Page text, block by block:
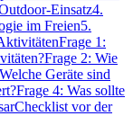
Einsatz4.
im Freien5.
Frage 1:
Frage 2: Wie
Geräte sind
Frage 4: Was sollte
Checklist vor der